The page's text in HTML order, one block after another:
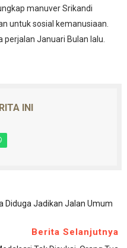
manuver Srikandi
untuk sosial kemanusiaan.
Januari Bulan lalu.
INI
Diduga Jadikan Jalan Umum
Berita Selanjutnya